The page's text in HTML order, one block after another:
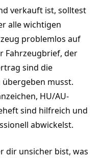
verkauft ist, solltest
alle wichtigen
problemlos auf
Fahrzeugbrief, der
sind die
musst.
HU/AU-
sind hilfreich und
abwickelst.
dir unsicher bist, was